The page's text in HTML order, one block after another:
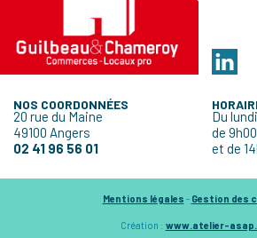
NOS COORDONNÉES
20 rue du Maine
49100 Angers
02 41 96 56 01
Du
de
et de
Mentions légales - Gestion des
Création : www.atelier-